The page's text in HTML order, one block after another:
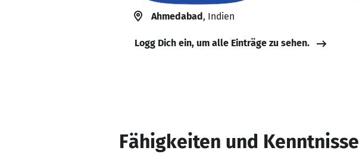
Ahmedabad, Indien
Logg Dich ein, um alle Einträge zu sehen.
Fähigkeiten und Kenntnisse